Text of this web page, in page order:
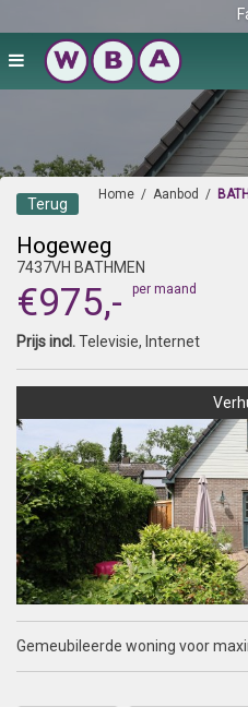
Home / Aanbod /
Terug
Hogeweg
7437VH BATHMEN
€975,- per maand
Prijs incl.Televisie, Internet
Gemeubileerde woning voor